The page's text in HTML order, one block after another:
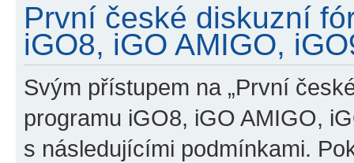
První české diskuzní
iGO8, iGO AMIGO,
Svým přístupem na „První
programu iGO8, iGO AMIGO,
s následujícími podmínkami.